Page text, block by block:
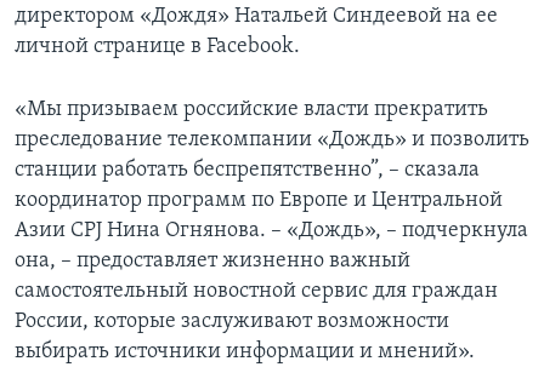
директором «Дождя» Натальей Синдеевой на ее
личной странице в Facebook.
«Мы призываем российские власти прекратить
преследование телекомпании «Дождь» и позволить
станции работать беспрепятственно”, – сказала
координатор программ по Европе и Центральной
Азии CPJ Нина Огнянова. – «Дождь», – подчеркнула
она, – предоставляет жизненно важный
самостоятельный новостной сервис для граждан
России, которые заслуживают возможности
выбирать источники информации и мнений».